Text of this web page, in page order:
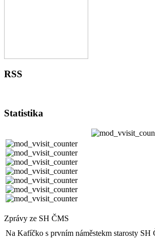
RSS
Statistika
Zprávy ze SH ČMS
Na Kafíčko s prvním náměstekm starosty SH